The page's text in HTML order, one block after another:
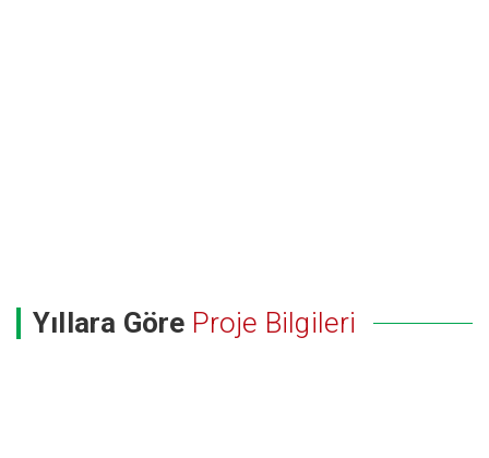
Yıllara Göre Proje Bilgileri